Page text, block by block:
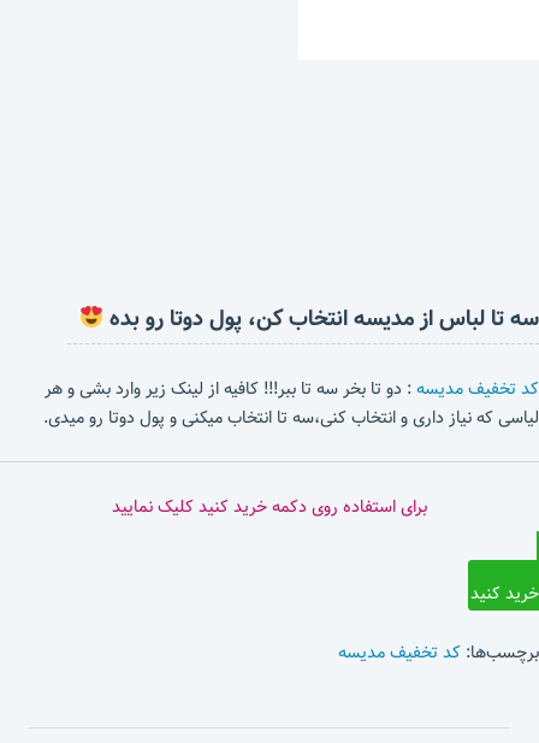
سه تا لباس از مدیسه انتخاب کن، پول دوتا رو بده
کد تخفیف مدیسه: دو تا بخر سه تا ببر!!! کافیه از لینک زیر وارد بشی و هر
لیاسی که نیاز داری و انتخاب کنی،سه تا انتخاب میکنی و پول دوتا رو میدی.
برای استفاده روی دکمه خرید کنید کلیک نمایید
خرید کنید
برچسب‌ها: کد تخفیف مدیسه